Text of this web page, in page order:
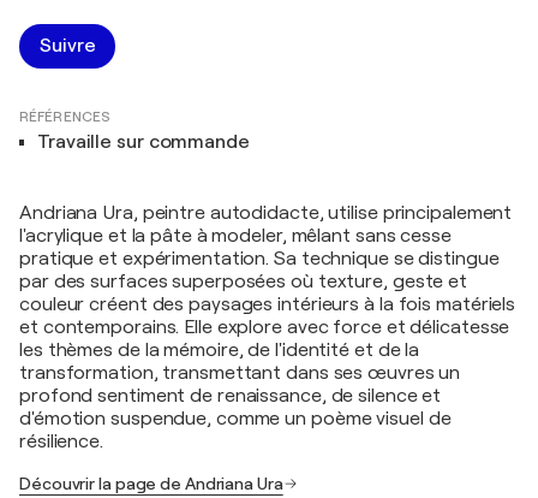
Suivre
RÉFÉRENCES
Travaille sur commande
Andriana Ura, peintre autodidacte, utilise principalement
l'acrylique et la pâte à modeler, mêlant sans cesse
pratique et expérimentation. Sa technique se distingue
par des surfaces superposées où texture, geste et
couleur créent des paysages intérieurs à la fois matériels
et contemporains. Elle explore avec force et délicatesse
les thèmes de la mémoire, de l'identité et de la
transformation, transmettant dans ses œuvres un
profond sentiment de renaissance, de silence et
d'émotion suspendue, comme un poème visuel de
résilience.
Découvrir la page de Andriana Ura